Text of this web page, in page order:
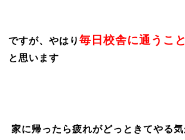
ですが、やはり 毎日校舎に通うこ
と思います
家に帰ったら疲れがどっときてやる気